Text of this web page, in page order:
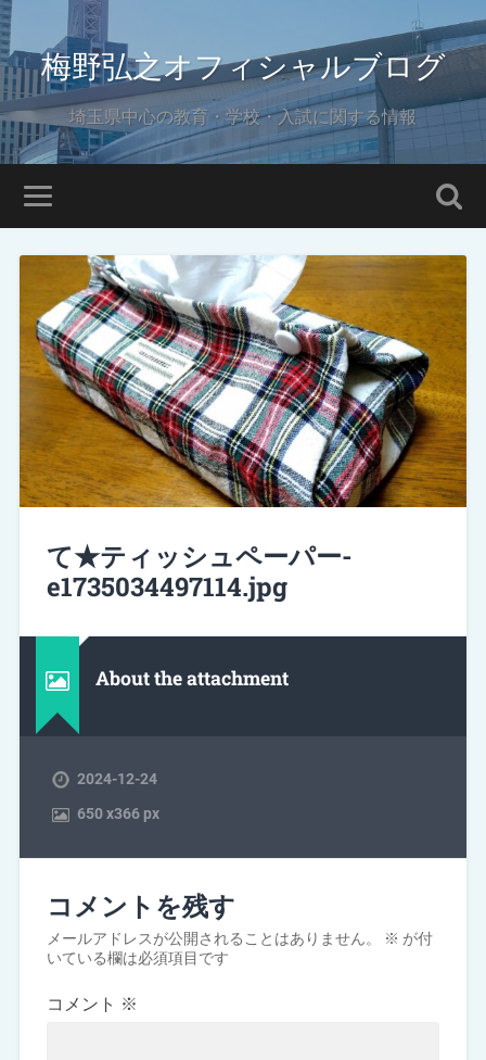
梅野弘之オフィシャルブログ
埼玉県中心の教育・学校・入試に関する情報
て★ティッシュペーパー-
e1735034497114.jpg
About the attachment
2024-12-24
650x366 px
コメントを残す
メールアドレスが公開されることはありません。 ※ が付
いている欄は必須項目です
コメント ※